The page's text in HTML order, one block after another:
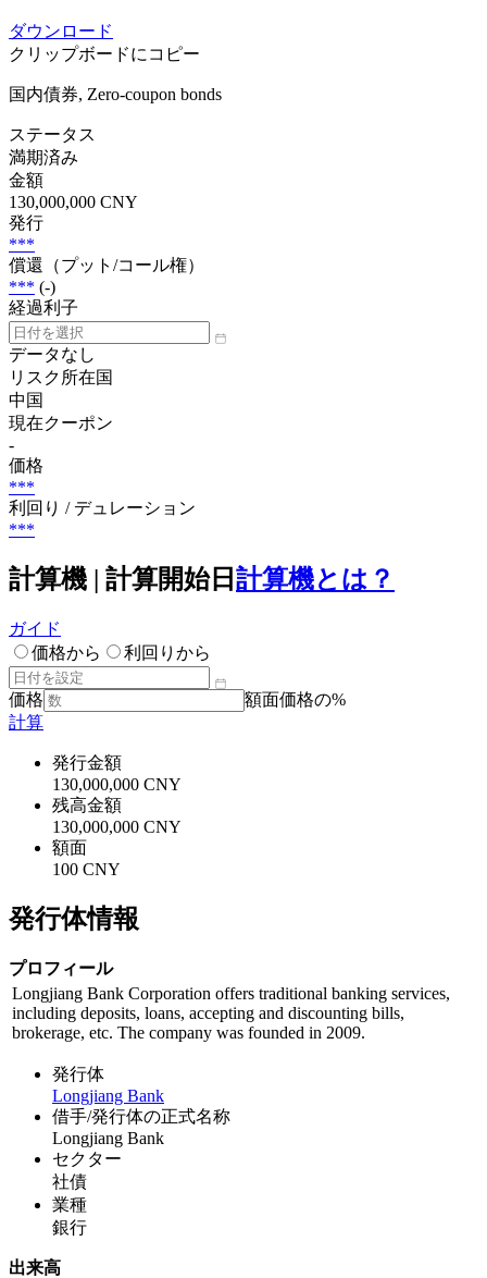
ダウンロード
クリップボードにコピー
国内債券, Zero-coupon bonds
ステータス
満期済み
金額
130,000,000 CNY
発行
***
償還（プット/コール権）
*** (-)
経過利子
データなし
リスク所在国
中国
現在クーポン
-
価格
***
利回り / デュレーション
***
計算機 | 計算開始日 計算機とは？
ガイド
価格から
利回りから
価格
額面価格の%
計算
発行金額
130,000,000 CNY
残高金額
130,000,000 CNY
額面
100 CNY
発行体情報
プロフィール
Longjiang Bank Corporation offers traditional banking services,
including deposits, loans, accepting and discounting bills,
brokerage, etc. The company was founded in 2009.
発行体
Longjiang Bank
借手/発行体の正式名称
Longjiang Bank
セクター
社債
業種
銀行
出来高